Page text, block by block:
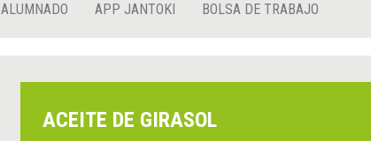
ALUMNADO APP JANTOKI BOLSA DE TRABAJO
ACEITE DE GIRASOL